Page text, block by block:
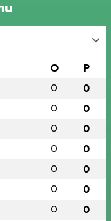
O P
0 0
0 0
0 0
0 0
0 0
0 0
0 0